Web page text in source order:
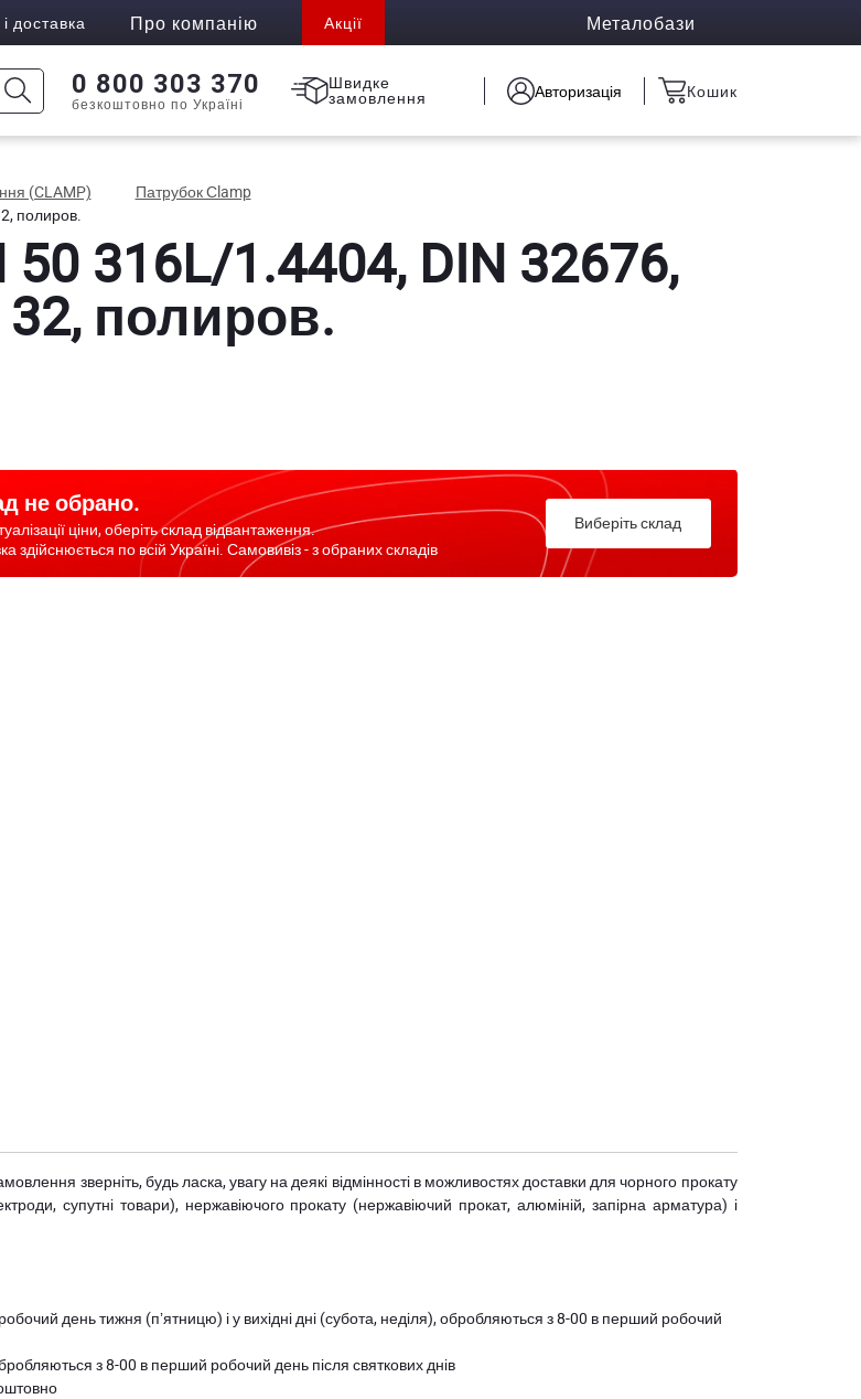
доставка Про компанію Акції Металобази
0 800 303 370
безкоштовно по Україні
Швидке
замовлення Авторизація Кошик
(CLAMP)
Патрубок Сlamp
полиров.
316L/1.4404, DIN 32676,
32, полиров.
не обрано.
ціни, оберіть склад відвантаження.
здійснюється по всій Україні. Самовивіз - з обраних складів
Виберіть склад
зверніть, будь ласка, увагу на деякі відмінності в можливостях доставки для чорного прокату
супутні товари), нержавіючого прокату (нержавіючий прокат, алюміній, запірна арматура) і
день тижня (пʼятницю) і у вихідні дні (субота, неділя), обробляються з 8-00 в перший робочий
з 8-00 в перший робочий день після святкових днів